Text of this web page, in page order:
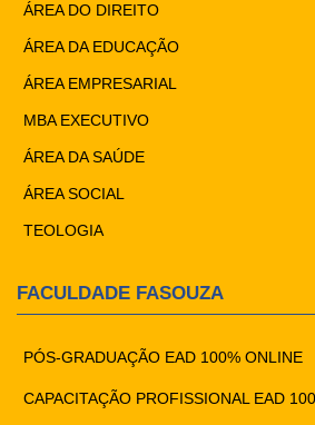
ÁREA DO DIREITO
ÁREA DA EDUCAÇÃO
ÁREA EMPRESARIAL
MBA EXECUTIVO
ÁREA DA SAÚDE
ÁREA SOCIAL
TEOLOGIA
FACULDADE FASOUZA
PÓS-GRADUAÇÃO EAD 100% ONLINE
CAPACITAÇÃO PROFISSIONAL EAD